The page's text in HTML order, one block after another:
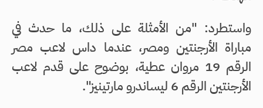
واستطرد: "من الأمثلة على ذلك، ما حدث في
مباراة الأرجنتين ومصر، عندما داس لاعب مصر
الرقم 19 مروان عطية، بوضوح على قدم لاعب
الأرجنتين الرقم 6 ليساندرو مارتينيز".